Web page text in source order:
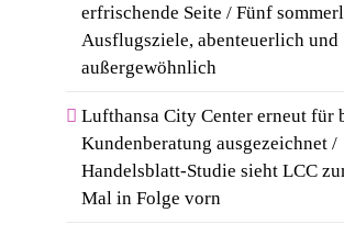
erfrischende Seite / Fünf
Ausflugsziele, abenteuerlich und
außergewöhnlich
Lufthansa City Center erneut für
Kundenberatung ausgezeichnet /
Handelsblatt-Studie sieht LCC
Mal in Folge vorn